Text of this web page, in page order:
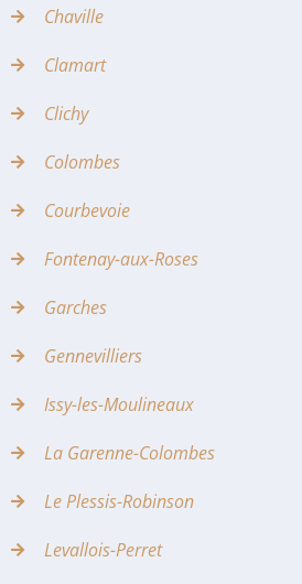
Chaville
Clamart
Clichy
Colombes
Courbevoie
Fontenay-aux-Roses
Garches
Gennevilliers
Issy-les-Moulineaux
La Garenne-Colombes
Le Plessis-Robinson
Levallois-Perret